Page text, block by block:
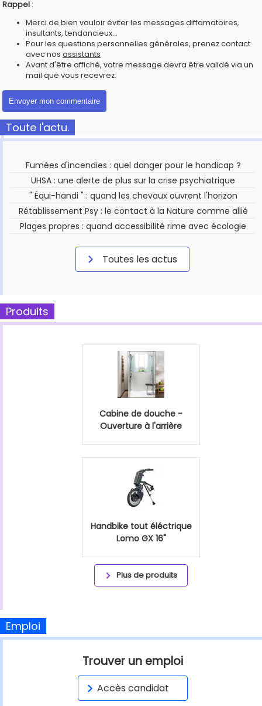
Rappel :
Merci de bien vouloir éviter les messages diffamatoires,
insultants, tendancieux...
Pour les questions personnelles générales, prenez contact
avec nos assistants
Avant d'être affiché, votre message devra être validé via un
mail que vous recevrez.
Toute l'actu.
Fumées d'incendies : quel danger pour le handicap ?
UHSA : une alerte de plus sur la crise psychiatrique
" Équi-handi " : quand les chevaux ouvrent l'horizon
Rétablissement Psy : le contact à la Nature comme allié
Plages propres : quand accessibilité rime avec écologie
Toutes les actus
Produits
Cabine de douche -
Ouverture à l'arrière
Handbike tout éléctrique
Lomo GX 16"
Plus de produits
Emploi
Trouver un emploi
Accès candidat